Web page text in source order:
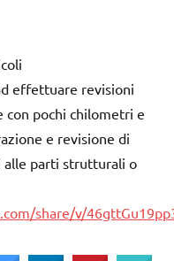
effettuare revisioni
con pochi chilometri e
e revisione di
alle parti strutturali o
share/v/